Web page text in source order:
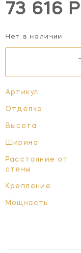
73 616 Р
Нет в наличии
Артикул
Отделка
Высота
Ширина
Расстояние от
стены
Крепление
Мощность